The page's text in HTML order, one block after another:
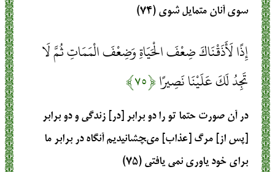
سوى آنان متمايل شوى (۷۴)
إِذًا لَأَذَقْنَاكَ ضِعْفَ الْحَيَاةِ وَضِعْفَ الْمَمَاتِ ثُمَّ لَا
تَجِدُ لَكَ عَلَيْنَا نَصِيرًا﴿۷۵﴾
در آن صورت حتما تو را دو برابر [در] زندگى و دو برابر
[پس از] مرگ [عذاب] مى‏چشانيديم آنگاه در برابر ما
براى خود ياورى نمى‏ يافتى (۷۵)